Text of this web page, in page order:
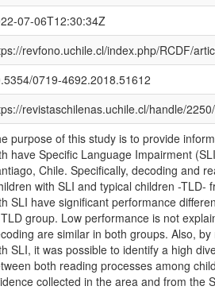
07-06T12:30:34Z
revfono.uchile.cl/index.php/RCDF/
0719-4692.2018.51612
revistaschilenas.uchile.cl/handle/
purpose of this study is to provide
have Specific Language Impairment
Chile. Specifically, decoding and
with SLI and typical children -
SLI have significant performance
group. Low performance is not
are similar in both groups. Also,
SLI, it was possible to identify a high
both reading processes among
collected in the area and from the